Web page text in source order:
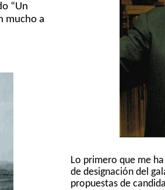
“Un
mucho a
Lo primero que me
de designación del
propuestas de